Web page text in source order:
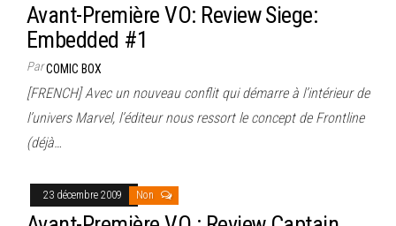
Avant-Première VO: Review Siege:
Embedded #1
ParCOMIC BOX
[FRENCH] Avec un nouveau conflit qui démarre à l’intérieur de
l’univers Marvel, l’éditeur nous ressort le concept de Frontline
(déjà…
23 décembre 2009 Non